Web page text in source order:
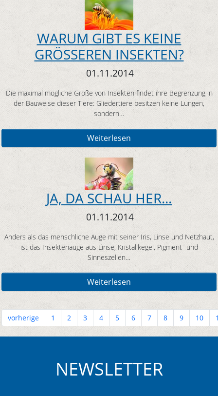
WARUM GIBT ES KEINE
GRÖSSEREN INSEKTEN?
01.11.2014
Die maximal mögliche Größe von Insekten findet ihre Begrenzung in
der Bauweise dieser Tiere: Gliedertiere besitzen keine Lungen,
sondern…
Weiterlesen
JA, DA SCHAU HER...
01.11.2014
Anders als das menschliche Auge mit seiner Iris, Linse und Netzhaut,
ist das Insektenauge aus Linse, Kristallkegel, Pigment- und
Sinneszellen…
Weiterlesen
vorherige 1 2 3 4 5 6 7 8 9 10
NEWSLETTER